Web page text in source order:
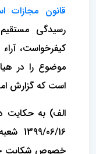
قانون مجازات
رسیدگی
کیفرخواست،
موضوع را در
است که گزارش
خصوص شکایت